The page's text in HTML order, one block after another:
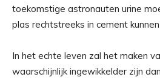
toekomstige astronauten urine
plas rechtstreeks in cement
In het echte leven zal het maken
waarschijnlijk ingewikkelder zijn